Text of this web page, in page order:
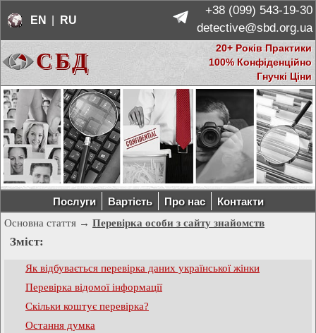
EN RU
+38 (099) 543-19-30
  detective@sbd.org.ua
СБД
20+ Років Практики
100% Конфіденційно
Гнучкі Ціни
Послуги Вартість Про нас Контакти
Основна стаття → Перевірка особи з сайту знайомств
Зміст:
Як відбувається перевірка даних української жінки
Перевірка відомої інформації
Скільки коштує перевірка?
Остання думка